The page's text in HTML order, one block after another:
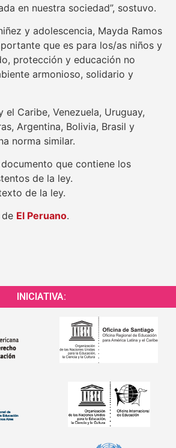
en nuestra sociedad”, sostuvo.
y adolescencia, Mayda Ramos
que es para los/as niños y
protección y educación no
armonioso, solidario y
el Caribe, Venezuela, Uruguay,
Argentina, Bolivia, Brasil y
norma similar.
que contiene los
de la ley.
de la ley.
El Peruano.
INICIATIVA: